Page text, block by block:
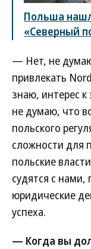
Польша
«Северный
— Нет, не
привлекать
знаю, интерес
не думаю, что
польского
сложности для
польские
судятся с
юридические
успеха.
— Когда вы